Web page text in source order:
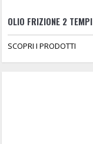
OLIO FRIZIONE 2 TEMPI
SCOPRI I PRODOTTI